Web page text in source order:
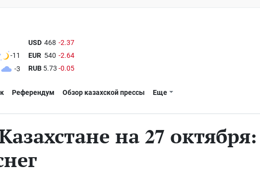
-11
-3
USD 468 -2.37
EUR 540 -2.64
RUB 5.73 -0.05
Референдум Обзор казахской прессы Еще
на 27 октября: